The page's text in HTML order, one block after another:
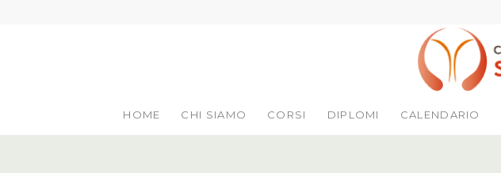
HOME CHI SIAMO CORSI DIPLOMI CALENDARIO